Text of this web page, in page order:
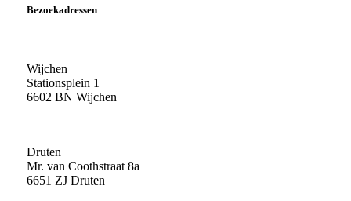
Bezoekadressen
Wijchen
Stationsplein 1
6602 BN Wijchen
Druten
Mr. van Coothstraat 8a
6651 ZJ Druten